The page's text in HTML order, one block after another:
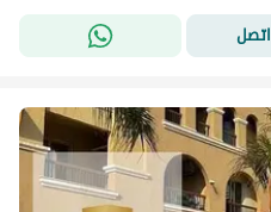
اتصل